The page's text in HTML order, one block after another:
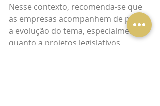
Nesse contexto, recomenda-se que
as empresas acompanhem de perto
a evolução do tema, especialmente
quanto a projetos legislativos,